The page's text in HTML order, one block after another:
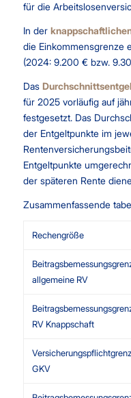
für die
In der
die Einkommensgrenze
(2024: 9.200 € bzw.
Das
für 2025 vorläufig auf
festgesetzt. Das
der Entgeltpunkte im
Entgeltpunkte
der späteren Rente
Zusammenfassende
Rechengröße
allgemeine RV
RV Knappschaft
GKV